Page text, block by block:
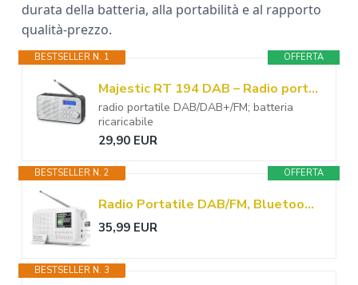
durata della batteria, alla portabilità e al rapporto
qualità-prezzo.
OFFERTA
BESTSELLER N. 1
Majestic RT 194 DAB – Radio portatile DAB/DAB+/FM display LCD, batteria ricaricabile, uscita cuffie, sveglia due allarmi e tre suonerie, nero
radio portatile DAB/DAB+/FM; batteria
ricaricabile
29,90 EUR
OFFERTA
BESTSELLER N. 2
Radio Portatile DAB/FM, Bluetooth, Batteria Ricaricabile da 3000mAh, Compatibile con Schede TF Fino a 64 GB, Ricarica Type-C, Presa per Cuffie, 40 Stazioni FM Preimpostate & 40 DAB, Doppia Sveglia
35,99 EUR
BESTSELLER N. 3